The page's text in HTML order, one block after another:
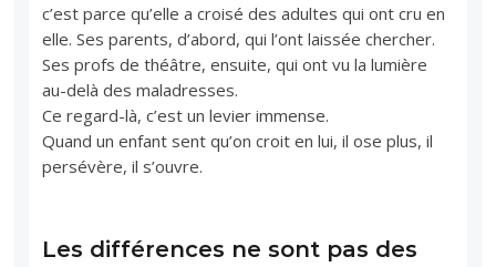
c’est parce qu’elle a croisé des adultes qui ont cru en
elle. Ses parents, d’abord, qui l’ont laissée chercher.
Ses profs de théâtre, ensuite, qui ont vu la lumière
au-delà des maladresses.
Ce regard-là, c’est un levier immense.
Quand un enfant sent qu’on croit en lui, il ose plus, il
persévère, il s’ouvre.
Les différences ne sont pas des